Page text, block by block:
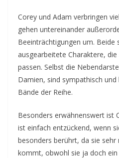
Corey und Adam verbringen
gehen untereinander
Beeinträchtigungen um. Beide
ausgearbeitete Charaktere,
passen. Selbst die
Damien, sind sympathisch
Bände der Reihe.
Besonders erwähnenswert ist
ist einfach entzückend, wenn
besonders berührt, da sie sehr
kommt, obwohl sie ja doch